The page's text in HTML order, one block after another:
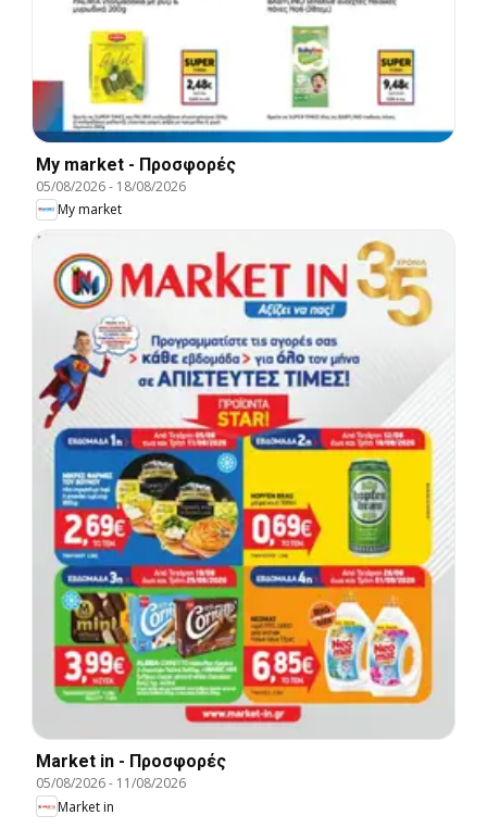
My market - Προσφορές
05/08/2026- 18/08/2026
My market
Market in - Προσφορές
05/08/2026- 11/08/2026
Market in